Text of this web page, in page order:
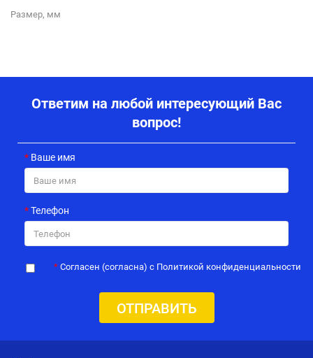
Размер, мм
Ответим на любой интересующий Вас
вопрос!
Ваше имя
Телефон
Согласен (согласна) с Политикой конфиденциальности
ОТПРАВИТЬ